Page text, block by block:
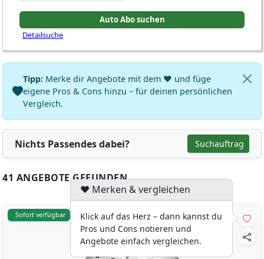
Detailsuche
Tipp: Merke dir Angebote mit dem ♥ und füge
eigene Pros & Cons hinzu – für deinen persönlichen
Vergleich.
Nichts Passendes dabei? Suchauftrag
41 ANGEBOTE GEFUNDEN
Sofort verfügbar
♥ Merken & vergleichen
Klick auf das Herz – dann kannst du
Pros und Cons notieren und
Angebote einfach vergleichen.